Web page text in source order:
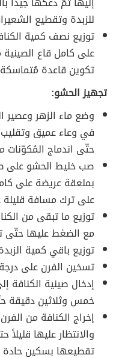
للزبدة وتقطيع
توزيع نصف كمية
على كامل قاع
تكوين قاعدة
تجهيز الحشو:
وضع ماء الزهر وعصير
في وعاء عميق
حتّى اندماج
صب خليط الحشو على
بملعقة عريضة على
على ترك مسافة
توزيع ما تبقى من
مع الضغط عليها حتّى
توزيع باقي كمية
تسخين الفرن على
إدخال صينية الكنافة
خمس وثلاثين دقيقة
إخراج الكنافة من
والانتظار عليها
تقطيعها بسكين حادة